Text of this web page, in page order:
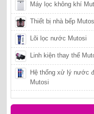
Máy lọc không khí
Thiết bị nhà bếp
Lõi lọc nước Mutosi
Linh kiện thay thế
Hệ thống xử lý nước
Mutosi